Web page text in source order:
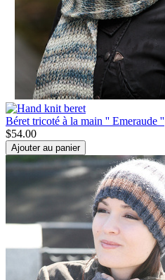
Béret tricoté à la main '' Emeraude ''
$54.00
Ajouter au panier